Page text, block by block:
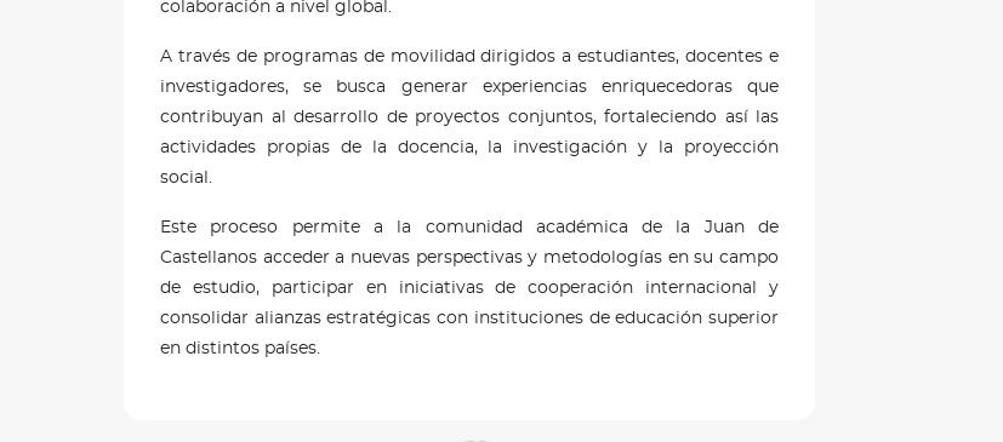
colaboración a nivel global.
A través de programas de movilidad dirigidos a estudiantes, docentes e
investigadores, se busca generar experiencias enriquecedoras que
contribuyan al desarrollo de proyectos conjuntos, fortaleciendo así las
actividades propias de la docencia, la investigación y la proyección
social.
Este proceso permite a la comunidad académica de la Juan de
Castellanos acceder a nuevas perspectivas y metodologías en su campo
de estudio, participar en iniciativas de cooperación internacional y
consolidar alianzas estratégicas con instituciones de educación superior
en distintos países.